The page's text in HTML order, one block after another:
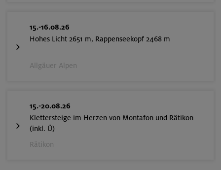
15.-16.08.26
Hohes Licht 2651 m, Rappenseekopf 2468 m
Allgäuer Alpen
15.-20.08.26
Klettersteige im Herzen von Montafon und Rätikon
(inkl. Ü)
Rätikon